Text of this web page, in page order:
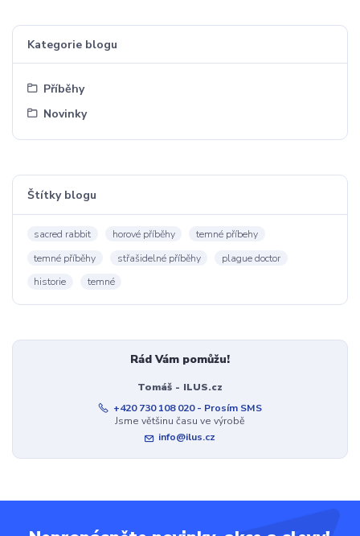
Kategorie blogu
Příběhy
Novinky
Štítky blogu
sacred rabbit horové příběhy
temné příbehy
temné příběhy
střašidelné příběhy
plague doctor
historie
temné
Rád Vám pomůžu!
Tomáš - ILUS.cz
+420 730 108 020 - Prosím SMS
Jsme většinu času ve výrobě
info@ilus.cz